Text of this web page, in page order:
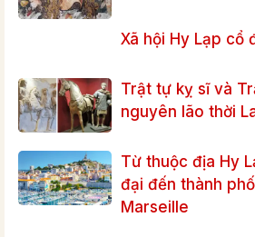
Xã hội Hy Lạp cổ
Trật tự kỵ sĩ và
nguyên lão thời
Từ thuộc địa Hy
đại đến thành phố
Marseille